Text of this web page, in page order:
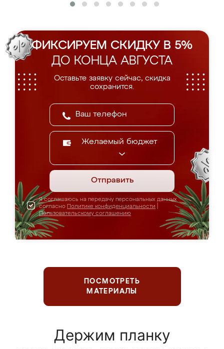
ФИКСИРУЕМ СКИДКУ В 5%
ДО КОНЦА АВГУСТА
Оставьте заявку сейчас, скидка
сохранится.
Желаемый бюджет
Отправить
Я соглашаюсь на передачу персональных данных
согласно Политике конфиденциальности
Пользовательскому соглашению
ПОСМОТРЕТЬ
МАТЕРИАЛЫ
Держим планку